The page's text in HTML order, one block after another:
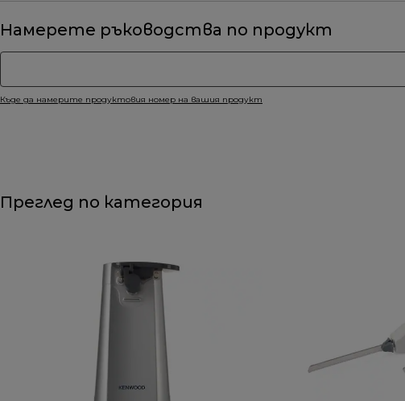
Намерете ръководства по продукт
Къде да намерите продуктовия номер на вашия продукт
Преглед по категория